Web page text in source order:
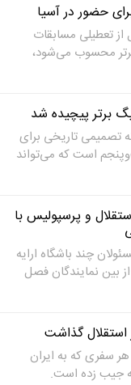
حضور در آسیا
از تعطیلی مسابقات
محسوب می‌شود،
برتر پیچیده شد
تصمیمی تاریخی برای
است که می‌تواند
و پرسپولیس با
چند باشگاه ارایه
بین نمایندگان فصل
گذاشت
سفری که به ایران